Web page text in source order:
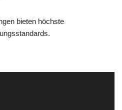
bieten höchste